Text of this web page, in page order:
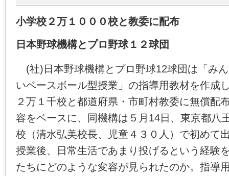
小学校２万１０００校と教委に配布
日本野球機構とプロ野球１２球団
(社)日本野球機構とプロ野球12球団は「み
いベースボール型授業」の指導用教材を作成
２万１千校と都道府県・市町村教委に無償配
容をベースに、同機構は５月14日、東京都八
校（清水弘美校長、児童４３０人）で初めて
授業後、日常生活であまり投げるという経験
たちにどのような変容が見られたのか。指導